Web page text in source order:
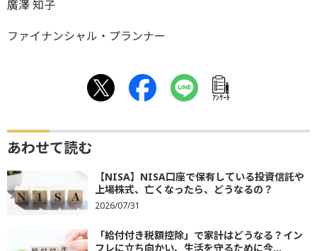
廣澤 知子
ファイナンシャル・プランナー
ｱﾝｹｰﾄ
あわせて読む
【NISA】NISA口座で保有している投資信託や
上場株式、亡くなったら、どうなるの？
2026/07/31
「給付付き税額控除」で家計はどうなる？イン
フレに立ち向かい、生活を守るために今...